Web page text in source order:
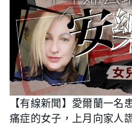
【有線新聞】愛爾蘭一
痛症的女子，上月向家人